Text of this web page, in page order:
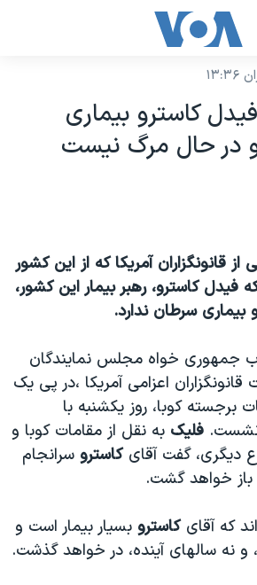
۲۰۲۴
به اسرائیل
کاسترو بيماری
در حال مرگ نيست
قانونگزاران آمريکا که از اين کشور
فيدل کاسترو، رهبر بيمار اين کشور،
سرطان ندارد.
جمهوری خواه مجلس نمايندگان
اعزامی آمريکا ،در پی يک
برجسته کوبا، روز يکشنبه با
نشست. فليک به نقل از مقامات کوبا و
ديگری، گفت آقایکاسترو سرانجام
خواهد گشت.
که آقایکاسترو بسيار بيمار است و
و نه سالهای آينده، در خواهد گذشت.